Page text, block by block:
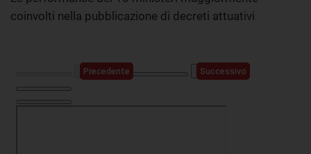
coinvolti nella pubblicazione di decreti attuativi